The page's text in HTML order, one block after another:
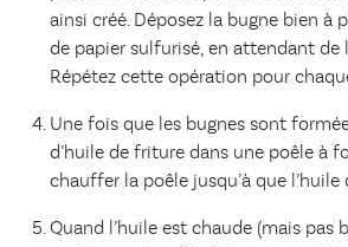
ainsi créé. Déposez la bugne bien à
de papier sulfurisé, en attendant de
Répétez cette opération pour
Une fois que les bugnes sont
d’huile de friture dans une poêle à
chauffer la poêle jusqu’à que l’huile
Quand l’huile est chaude (mais pas